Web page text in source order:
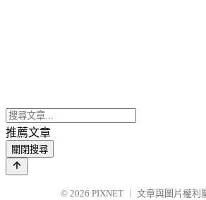
推薦文章
關閉搜尋
© 2026 PIXNET
文章與圖片權利